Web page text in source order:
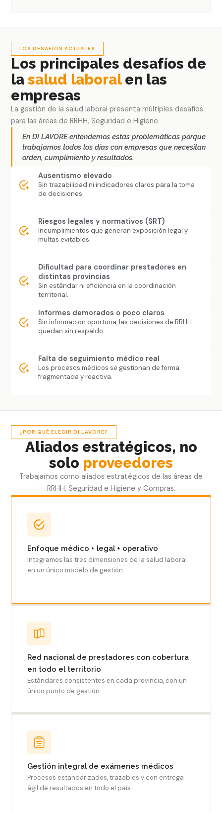
LOS DESAFÍOS ACTUALES
Los principales desafíos de
lasalud laboralen las
empresas
La gestión de la salud laboral presenta múltiples desafíos
para las áreas de RRHH, Seguridad e Higiene.
En DI LAVORE entendemos estas problemáticas porque
trabajamos todos los días con empresas que necesitan
orden, cumplimiento y resultados.
Ausentismo elevado
Sin trazabilidad ni indicadores claros para la toma
de decisiones.
Riesgos legales y normativos (SRT)
Incumplimientos que generan exposición legal y
multas evitables.
Dificultad para coordinar prestadores en
distintas provincias
Sin estándar ni eficiencia en la coordinación
territorial.
Informes demorados o poco claros
Sin información oportuna, las decisiones de RRHH
quedan sin respaldo.
Falta de seguimiento médico real
Los procesos médicos se gestionan de forma
fragmentada y reactiva.
¿POR QUÉ ELEGIR DI LAVORE?
Aliados estratégicos, no
solo proveedores
Trabajamos como aliados estratégicos de las áreas de
RRHH, Seguridad e Higiene y Compras.
Enfoque médico + legal + operativo
Integramos las tres dimensiones de la salud laboral
en un único modelo de gestión.
Red nacional de prestadores con cobertura
en todo el territorio
Estándares consistentes en cada provincia, con un
único punto de gestión.
Gestión integral de exámenes médicos
Procesos estandarizados, trazables y con entrega
ágil de resultados en todo el país.